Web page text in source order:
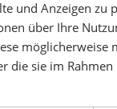
um den
und Anzeigen zu
über Ihre
die sie im